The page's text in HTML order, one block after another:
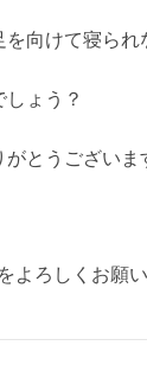
を向けて寝ら
しょう？
とうございま
よろしくお願い